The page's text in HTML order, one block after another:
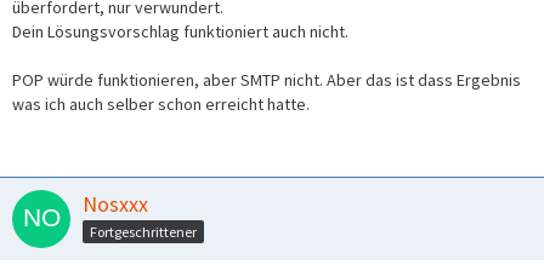
überfordert, nur verwundert.
Dein Lösungsvorschlag funktioniert auch nicht.
POP würde funktionieren, aber SMTP nicht. Aber das ist dass Ergebnis
was ich auch selber schon erreicht hatte.
Nosxxx
Fortgeschrittener